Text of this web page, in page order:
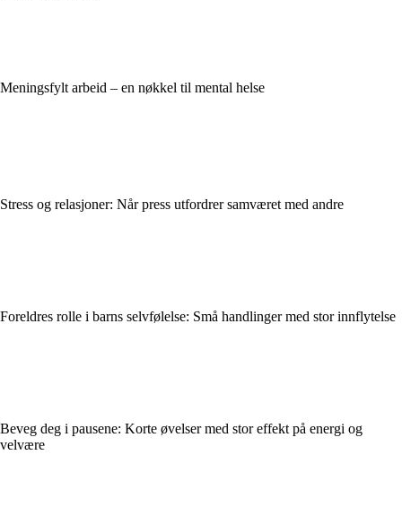
Meningsfylt arbeid – en nøkkel til mental helse
Stress og relasjoner: Når press utfordrer samværet med andre
Foreldres rolle i barns selvfølelse: Små handlinger med stor innflytelse
Beveg deg i pausene: Korte øvelser med stor effekt på energi og
velvære